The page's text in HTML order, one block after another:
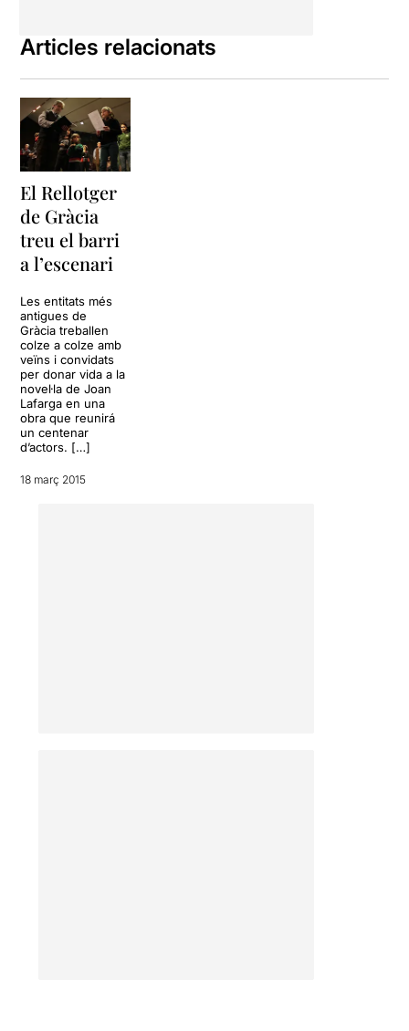
Articles relacionats
El Rellotger
de Gràcia
treu el barri
a l’escenari
Les entitats més
antigues de
Gràcia treballen
colze a colze amb
veïns i convidats
per donar vida a la
novel·la de Joan
Lafarga en una
obra que reunirá
un centenar
d’actors. […]
18 març 2015